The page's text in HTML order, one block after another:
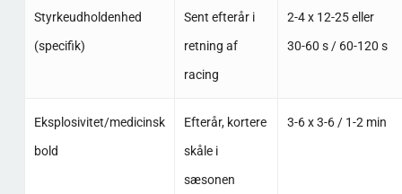
Styrkeudholdenhed
(specifik)
Sent efterår i
retning af
racing
2-4 x 12-25 eller
30-60 s / 60-120 s
Eksplosivitet/medicinsk
bold
Efterår, kortere
skåle i
sæsonen
3-6 x 3-6 / 1-2 min